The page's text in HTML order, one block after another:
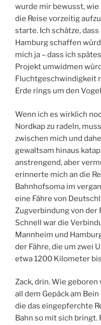
wurde mir bewusst,
die Reise vorzeitig
starte. Ich schätze,
Hamburg schaffen
mich ja – dass ich
Projekt umwidmen
Fluchtgeschwindigkeit
Erde rings um den
Wenn ich es wirklich
Nordkap zu radeln,
zwischen mich und
gewaltsam hinaus
anstrengend, aber
erinnerte mich an die
Bahnhofsoma im
eine Fähre von
Zugverbindung von der
Schnell war die
Mannheim und
der Fähre, die um zwei
etwa 1200 Kilometer
Zack, drin. Wie
all dem Gepäck am
die das eingepferchte
Bahn so mit sich bringt.